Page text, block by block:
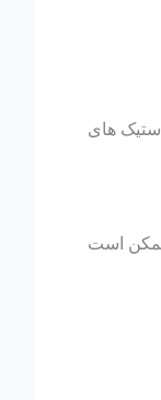
های
ممکن است